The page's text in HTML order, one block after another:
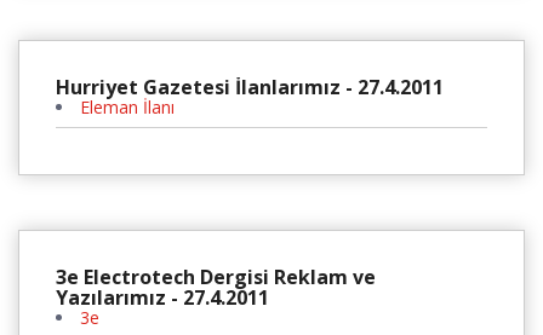
Hurriyet Gazetesi İlanlarımız - 27.4.2011
Eleman İlanı
3e Electrotech Dergisi Reklam ve
Yazılarımız - 27.4.2011
3e